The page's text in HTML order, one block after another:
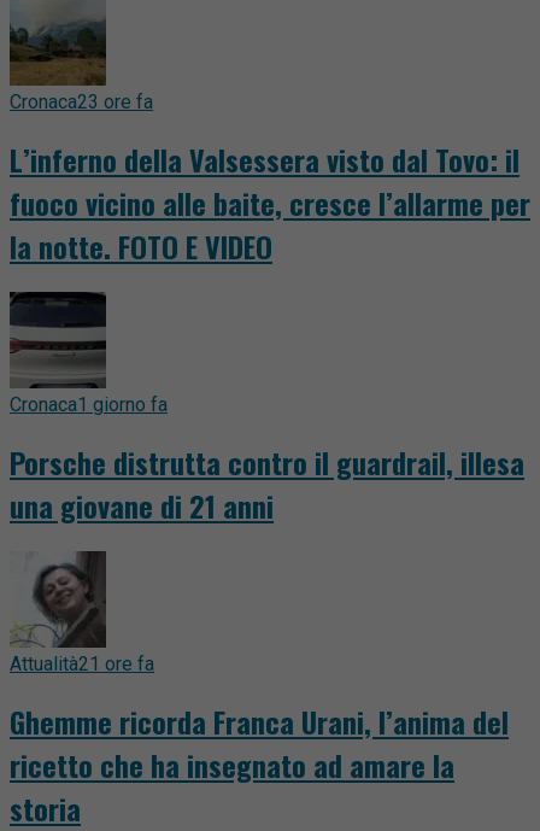
Cronaca23 ore fa
L’inferno della Valsessera visto dal Tovo: il
fuoco vicino alle baite, cresce l’allarme per
la notte. FOTO E VIDEO
Cronaca1 giorno fa
Porsche distrutta contro il guardrail, illesa
una giovane di 21 anni
Attualità21 ore fa
Ghemme ricorda Franca Urani, l’anima del
ricetto che ha insegnato ad amare la
storia